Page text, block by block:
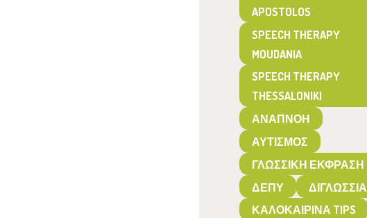
APOSTOLOS
SPEECH THERAPY
MOUDANIA
SPEECH THERAPY
THESSALONIKI
ΑΝΑΠΝΟΉ
ΑΥΤΙΣΜΌΣ
ΓΛΩΣΣΙΚΉ ΈΚΦΡΑΣΗ
ΔΕΠΥ
ΔΙΓΛΩΣΣΊΑ
ΚΑΛΟΚΑΙΡΙΝΆ TIPS